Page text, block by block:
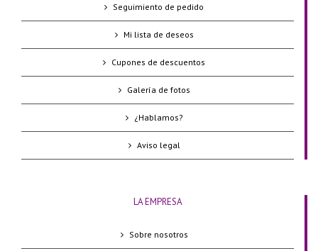
Seguimiento de pedido
Mi lista de deseos
Cupones de descuentos
Galería de fotos
¿Hablamos?
Aviso legal
LA EMPRESA
Sobre nosotros